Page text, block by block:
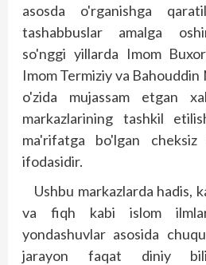
asosda o'rganishga
tashabbuslar amalga
so'nggi yillarda Imom
Imom Termiziy va
o'zida mujassam etgan
markazlarining tashkil
ma'rifatga bo'lgan
ifodasidir.
Ushbu markazlarda hadis,
va fiqh kabi islom
yondashuvlar asosida
jarayon faqat diniy